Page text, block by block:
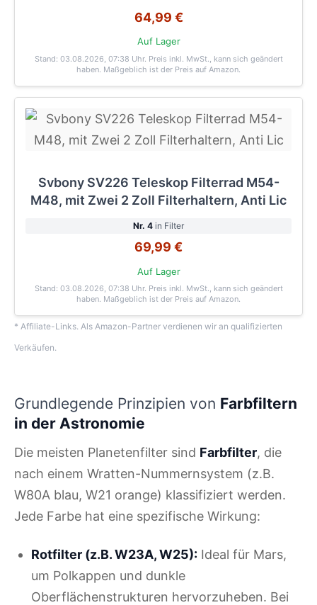
64,99 €
Auf Lager
Stand: 03.08.2026, 07:38 Uhr. Preis inkl. MwSt., kann sich geändert
haben. Maßgeblich ist der Preis auf Amazon.
Svbony SV226 Teleskop Filterrad M54-
M48, mit Zwei 2 Zoll Filterhaltern, Anti Lic
Nr. 4 in Filter
69,99 €
Auf Lager
Stand: 03.08.2026, 07:38 Uhr. Preis inkl. MwSt., kann sich geändert
haben. Maßgeblich ist der Preis auf Amazon.
* Affiliate-Links. Als Amazon-Partner verdienen wir an qualifizierten
Verkäufen.
Grundlegende Prinzipien von Farbfiltern
in der Astronomie
Die meisten Planetenfilter sind Farbfilter, die
nach einem Wratten-Nummernsystem (z.B.
W80A blau, W21 orange) klassifiziert werden.
Jede Farbe hat eine spezifische Wirkung:
Rotfilter (z.B. W23A, W25): Ideal für Mars,
um Polkappen und dunkle
Oberflächenstrukturen hervorzuheben. Bei